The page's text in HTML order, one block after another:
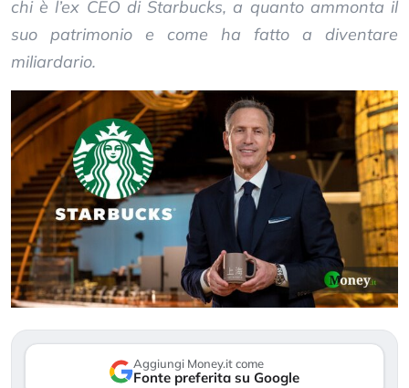
chi è l’ex CEO di Starbucks, a quanto ammonta il
suo patrimonio e come ha fatto a diventare
miliardario.
Aggiungi Money.it come
Fonte preferita su Google